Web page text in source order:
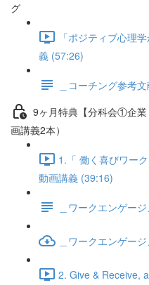
グ
「ポジティブ心理
義 (57:26)
＿コーチング参考
9ヶ月特典【分科会①企業
画講義2本）
1.「 働く喜びワー
動画講義 (39:16)
＿ワークエンゲー
＿ワークエンゲー
2. Give & Receive,